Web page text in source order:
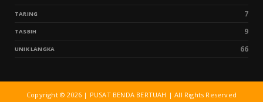
TARING 7
TASBIH 9
UNIK LANGKA 66
Copyright ©2026 | PUSAT BENDA BERTUAH | All Rights Reserved